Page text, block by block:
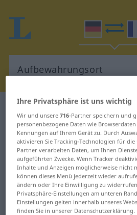
Deutsch-Französisch
Aufbewahrungsort
Deutsch-Französisch
für
"Aufbewahrungsort"
Übersetzung
Ihre Privatsphäre ist uns wichtig
Wir und unsere716-Partner speichern und
personenbezogene Daten wie
Kennungen auf Ihrem Gerät zu. Durch
aktivieren Sie Tracking-Technologien für
Partner verarbeiten Daten, um Ihnen
aufgeführten Zwecke. Wenn Tracker
Inhalte und Anzeigen möglicherweise nicht
können dieses Menü jederzeit wieder
ändern oder Ihre Einwilligung zu
Privatsphäre-Einstellungen am unteren
Einstellungen gelten innerhalb unseres
finden Sie in unserer Datenschutzerklärung.